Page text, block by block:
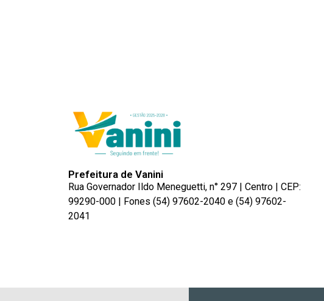
Prefeitura de Vanini
Rua Governador Ildo Meneguetti, n° 297 | Centro | CEP:
99290-000 | Fones (54) 97602-2040 e (54) 97602-
2041